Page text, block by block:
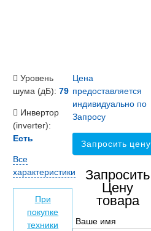
Цена
предоставляется
индивидуально по
Запросу
Запросить цену
Запросить
Цену
товара
Ваше имя
Уровень
шума (дБ): 79
Инвертор
(inverter):
Есть
Все
характеристики
При
покупке
техники